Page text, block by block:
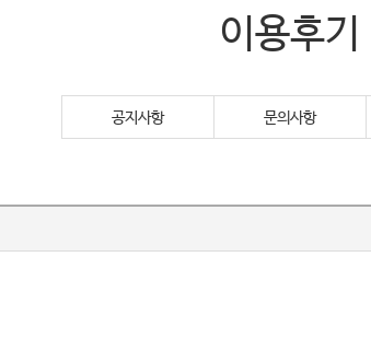
이용후기
공지사항 문의사항